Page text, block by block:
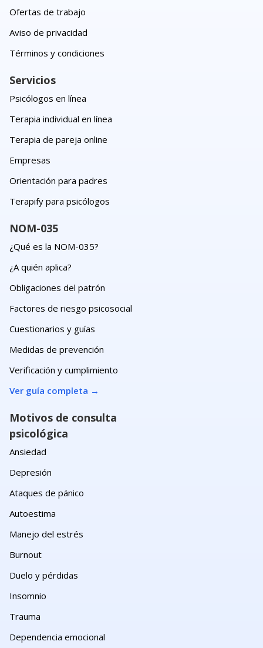
Ofertas de trabajo
Aviso de privacidad
Términos y condiciones
Servicios
Psicólogos en línea
Terapia individual en línea
Terapia de pareja online
Empresas
Orientación para padres
Terapify para psicólogos
NOM-035
¿Qué es la NOM-035?
¿A quién aplica?
Obligaciones del patrón
Factores de riesgo psicosocial
Cuestionarios y guías
Medidas de prevención
Verificación y cumplimiento
Ver guía completa →
Motivos de consulta
psicológica
Ansiedad
Depresión
Ataques de pánico
Autoestima
Manejo del estrés
Burnout
Duelo y pérdidas
Insomnio
Trauma
Dependencia emocional